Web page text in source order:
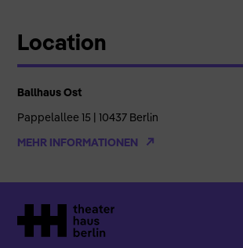
Location
Ballhaus Ost
Pappelallee 15 | 10437 Berlin
MEHR INFORMATIONEN